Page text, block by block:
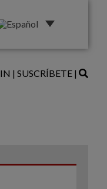
| SUSCRÍBETE|